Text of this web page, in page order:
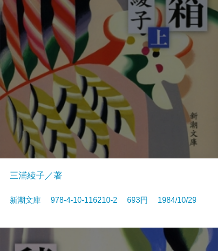
三浦綾子／著
新潮文庫 978-4-10-116210-2 693円 1984/10/29